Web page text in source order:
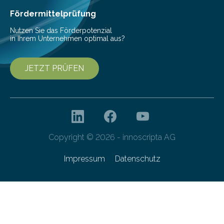
Fördermittelprüfung
Nutzen Sie das Förderpotenzial
in Ihrem Unternehmen optimal aus?
JETZT PRÜFEN
Copyright © 2026 - innoscripta AG
Impressum Datenschutz